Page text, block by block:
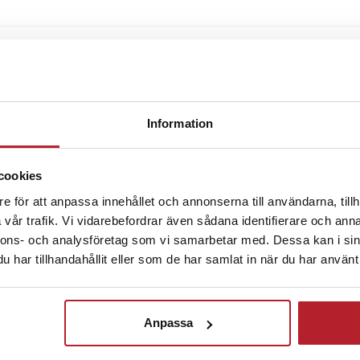
Information
för att anpassa innehållet och annonserna till användarna,
trafik. Vi vidarebefordrar även sådana identifierare och
och analysföretag som vi samarbetar med. Dessa kan i
har tillhandahållit eller som de har samlat in när du har
Anpassa
000 Hz
ANC med Smart Ambient
mikrofoner
till 12 h
till 48 h med laddningsfodral
65 mAh
säkerhetsinformation